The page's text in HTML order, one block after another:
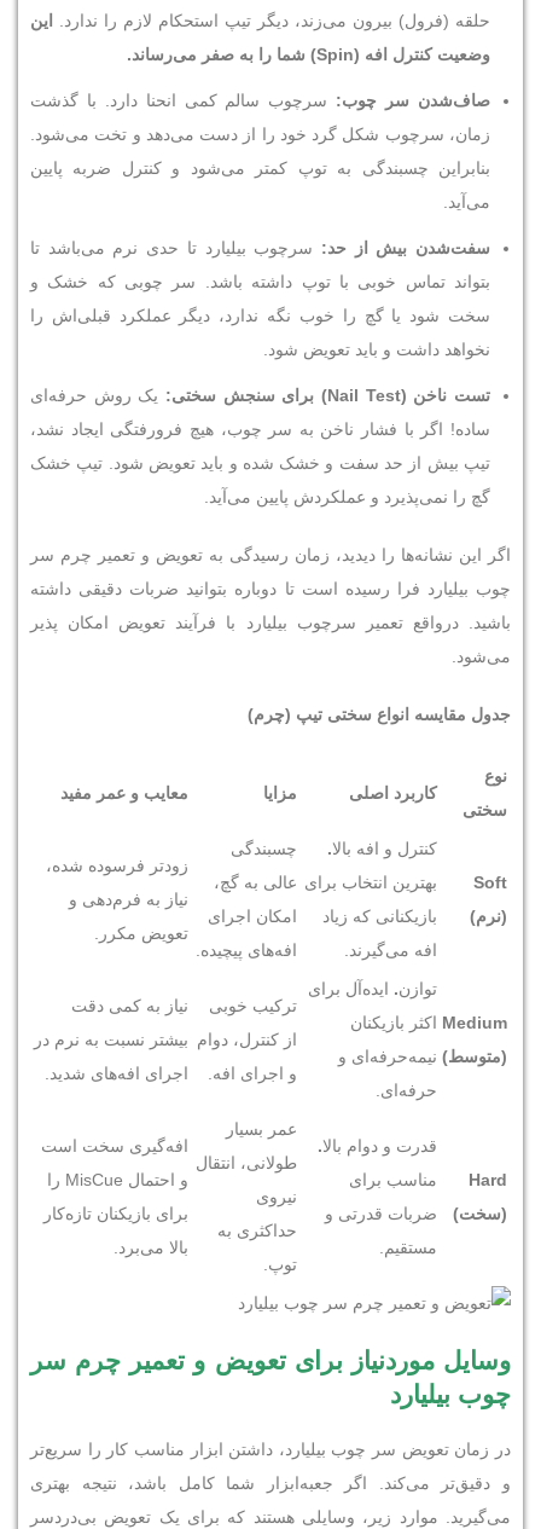
حلقه (فرول) بیرون می‌زند، دیگر تیپ استحکام لازم را ندارد.
این
وضعیت کنترل افه (Spin) شما را به صفر می‌رساند.
صاف‌شدن سر چوب: سرچوب سالم کمی انحنا دارد. با گذشت
زمان، سرچوب شکل گرد خود را از دست می‌دهد و تخت می‌شود.
بنابراین چسبندگی به توپ کمتر می‌شود و کنترل ضربه پایین
می‌آید.
سفت‌شدن بیش از حد: سرچوب بیلیارد تا حدی نرم می‌باشد تا
بتواند تماس خوبی با توپ داشته باشد. سر چوبی که خشک و
سخت شود یا گچ را خوب نگه ندارد، دیگر عملکرد قبلی‌اش را
نخواهد داشت و باید تعویض شود.
تست ناخن (Nail Test) برای سنجش سختی: یک روش حرفه‌ای
ساده! اگر با فشار ناخن به سر چوب، هیچ فرورفتگی ایجاد نشد،
تیپ بیش از حد سفت و خشک شده و باید تعویض شود. تیپ خشک
گچ را نمی‌پذیرد و عملکردش پایین می‌آید.
اگر این نشانه‌ها را دیدید، زمان رسیدگی به تعویض و تعمیر چرم سر
چوب بیلیارد فرا رسیده است تا دوباره بتوانید ضربات دقیقی داشته
باشید. درواقع تعمیر سرچوب بیلیارد با فرآیند تعویض امکان‌ پذیر
می‌شود.
جدول مقایسه انواع سختی تیپ (چرم)
نوع
سختی
کاربرد اصلی مزایا معایب و عمر مفید
Soft
(نرم)
کنترل و افه بالا.
بهترین انتخاب برای
بازیکنانی که زیاد
افه می‌گیرند.
چسبندگی
عالی به گچ،
امکان اجرای
افه‌های پیچیده.
زودتر فرسوده شده،
نیاز به فرم‌دهی و
تعویض مکرر.
Medium
(متوسط)
توازن. ایده‌آل برای
اکثر بازیکنان
نیمه‌حرفه‌ای و
حرفه‌ای.
ترکیب خوبی
از کنترل، دوام
و اجرای افه.
نیاز به کمی دقت
بیشتر نسبت به نرم در
اجرای افه‌های شدید.
Hard
(سخت)
قدرت و دوام بالا.
مناسب برای
ضربات قدرتی و
مستقیم.
عمر بسیار
طولانی، انتقال
نیروی
حداکثری به
توپ.
افه‌گیری سخت است
و احتمال MisCue را
برای بازیکنان تازه‌کار
بالا می‌برد.
وسایل موردنیاز برای تعویض و تعمیر چرم سر
چوب بیلیارد
در زمان تعویض سر چوب بیلیارد، داشتن ابزار مناسب کار را سریع‌تر
و دقیق‌تر می‌کند. اگر جعبه‌ابزار شما کامل باشد، نتیجه بهتری
می‌گیرید. موارد زیر، وسایلی هستند که برای یک تعویض بی‌دردسر